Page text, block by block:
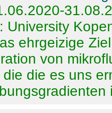
University
ehrgeizige
von
die es uns